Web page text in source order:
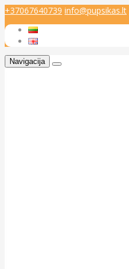
+37067640739 info@pupsikas.lt
Navigacija